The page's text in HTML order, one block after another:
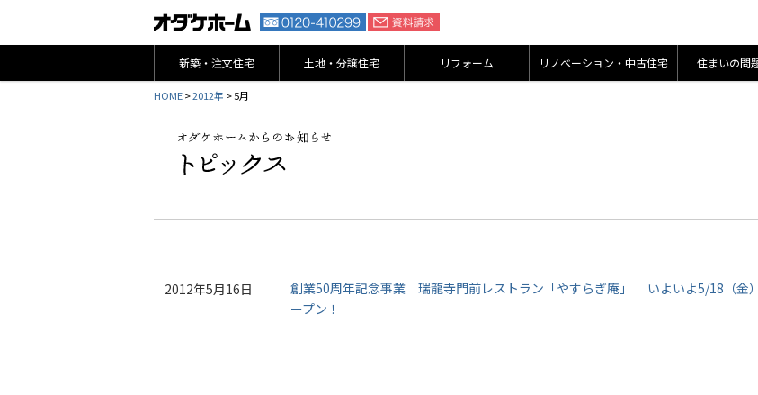
新築・注文住宅 土地・分譲住宅 リフォーム リノベーション・中古住宅 住まいの問
HOME>2012年 > 5月
2012年5月16日
創業50周年記念事業 瑞龍寺門前レストラン「やすらぎ庵」 いよいよ5/18（金
ープン！